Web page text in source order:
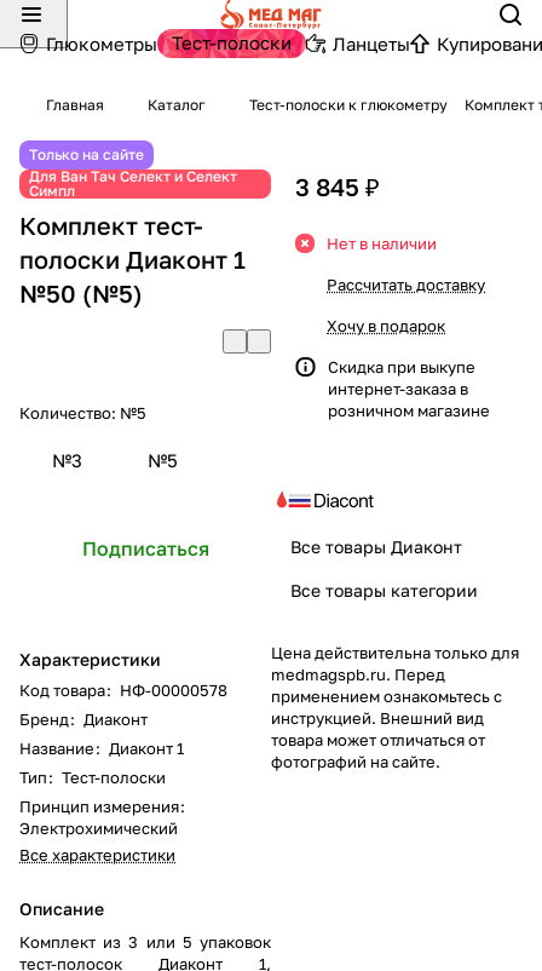
Глюкометры Тест-полоски Ланцеты
Главная Каталог Тест-полоски к глюкометру Комплект
Только на сайте
Для Ван Тач Селект и Селект
Симпл
Комплект тест-
полоски Диаконт 1
№50 (№5)
Количество: №5
№3 №5
Подписаться
Характеристики
Код товара: НФ-00000578
Бренд: Диаконт
Название: Диаконт 1
Тип: Тест-полоски
Принцип измерения:
Электрохимический
Все характеристики
Описание
Комплект из 3 или 5 упаковок
тест-полосок Диаконт 1,
3 845 ₽
Нет в наличии
Рассчитать доставку
Хочу в подарок
Скидка при выкупе
интернет-заказа в
розничном магазине
Все товары Диаконт
Все товары категории
Цена действительна только для
medmagspb.ru. Перед
применением ознакомьтесь с
инструкцией. Внешний вид
товара может отличаться от
фотографий на сайте.